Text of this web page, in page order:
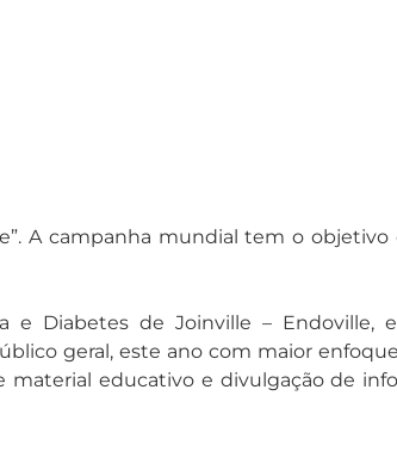
A campanha mundial tem o
e Diabetes de Joinville – Endoville,
geral, este ano com maior
educativo e divulgação de